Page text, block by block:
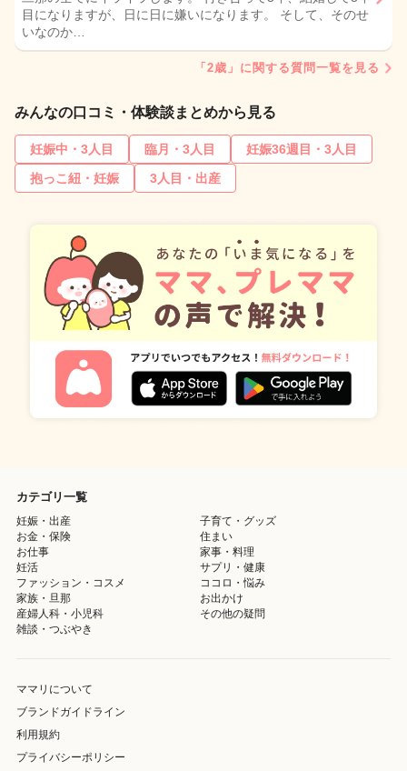
目になりますが、日に日に嫌いになります。 そして、そのせ
いなのか…
「2歳」に関する質問一覧を見る
みんなの口コミ・体験談まとめから見る
妊娠中・3人目 臨月・3人目
妊娠36週目・3人目
抱っこ紐・妊娠
3人目・出産
カテゴリ一覧
妊娠・出産
子育て・グッズ
お金・保険
住まい
お仕事
家事・料理
妊活
サプリ・健康
ファッション・コスメ
ココロ・悩み
家族・旦那
お出かけ
産婦人科・小児科
その他の疑問
雑談・つぶやき
ママリについて
ブランドガイドライン
利用規約
プライバシーポリシー